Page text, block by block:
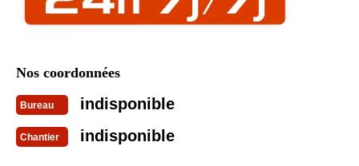
Nos coordonnées
Bureau indisponible
Chantier indisponible